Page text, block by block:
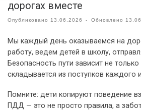
дорогах вместе
Опубликовано 13.06.2026 - Обновлено
Мы каждый день оказываемся на
работу, ведем детей в школу,
Безопасность пути зависит не
складывается из поступков каждого
Помните: дети копируют поведение
ПДД — это не просто правила, а